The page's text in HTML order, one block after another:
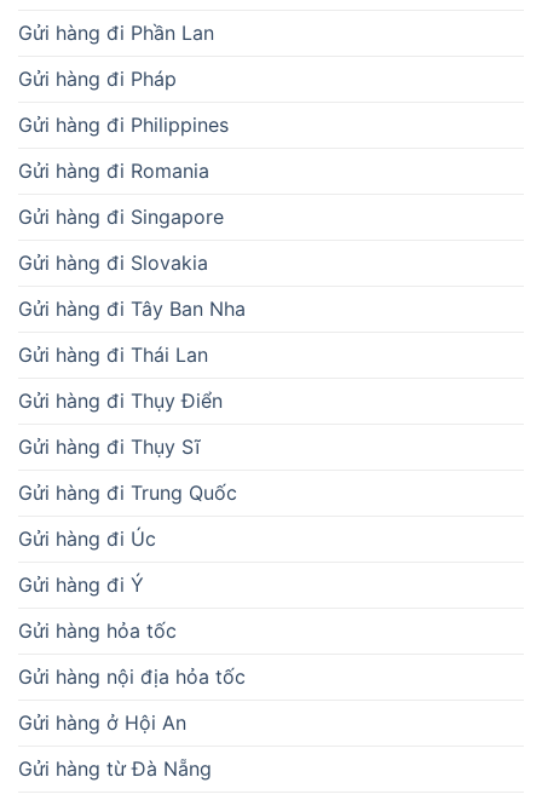
Gửi hàng đi Phần Lan
Gửi hàng đi Pháp
Gửi hàng đi Philippines
Gửi hàng đi Romania
Gửi hàng đi Singapore
Gửi hàng đi Slovakia
Gửi hàng đi Tây Ban Nha
Gửi hàng đi Thái Lan
Gửi hàng đi Thụy Điển
Gửi hàng đi Thụy Sĩ
Gửi hàng đi Trung Quốc
Gửi hàng đi Úc
Gửi hàng đi Ý
Gửi hàng hỏa tốc
Gửi hàng nội địa hỏa tốc
Gửi hàng ở Hội An
Gửi hàng từ Đà Nẵng